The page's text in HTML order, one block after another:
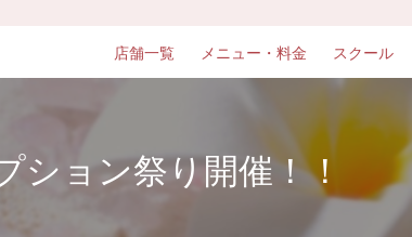
店舗一覧 メニュー・料金 スクール
ョン祭り開催！！